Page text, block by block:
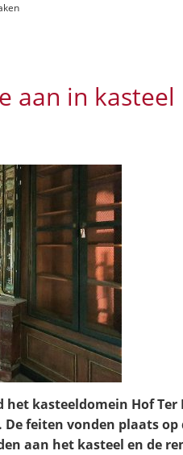
aan in kasteel
kasteeldomein Hof
feiten vonden plaats
aan het kasteel en de